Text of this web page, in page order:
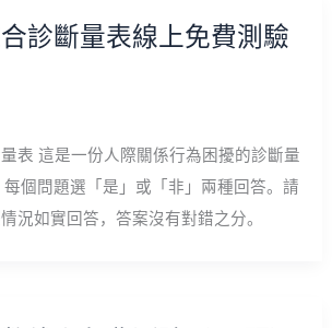
診斷量表線上免費測驗
表 這是一份人際關係行為困擾的診斷量
個問題選「是」或「非」兩種回答。請
況如實回答，答案沒有對錯之分。